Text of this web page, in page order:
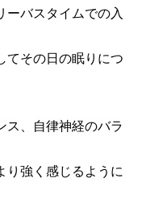
ーバスタイムでの入
てその日の眠りにつ
ス、自律神経のバラ
り強く感じるように